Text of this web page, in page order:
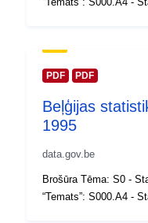
Piekļuves
Periods:
PDF PDF
Beļģijas
1995
data.gov.be
Brošūra Tēma: S0 -
“Temats”: S000.A4 -